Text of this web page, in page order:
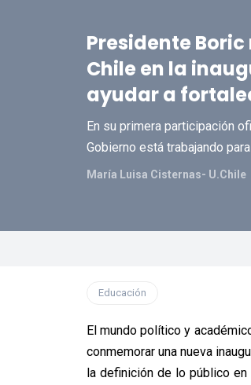
Presidente
Chile en la
ayudar a
En su primera participación
Gobierno está trabajando
María Luisa Cisternas- U.Chile
Educación
El mundo político y
conmemorar una nueva
la definición de lo público